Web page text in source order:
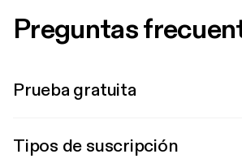
Preguntas
Prueba gratuita
Tipos de suscripción